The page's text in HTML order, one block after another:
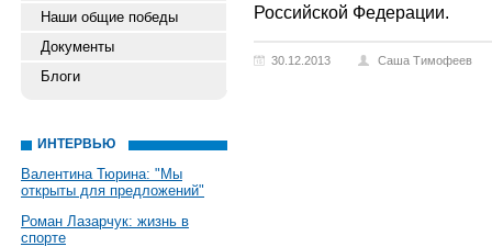
Наши общие победы
Документы
Блоги
ИНТЕРВЬЮ
Валентина Тюрина: "Мы
открыты для предложений"
Роман Лазарчук: жизнь в
спорте
Российской Федерации.
30.12.2013 Саша Тимофеев